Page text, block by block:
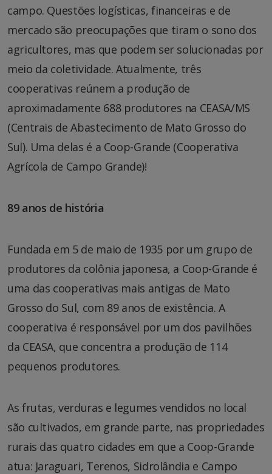
campo. Questões logísticas, financeiras e de
mercado são preocupações que tiram o sono dos
agricultores, mas que podem ser solucionadas por
meio da coletividade. Atualmente, três
cooperativas reúnem a produção de
aproximadamente 688 produtores na CEASA/MS
(Centrais de Abastecimento de Mato Grosso do
Sul). Uma delas é a Coop-Grande (Cooperativa
Agrícola de Campo Grande)!
89 anos de história
Fundada em 5 de maio de 1935 por um grupo de
produtores da colônia japonesa, a Coop-Grande é
uma das cooperativas mais antigas de Mato
Grosso do Sul, com 89 anos de existência. A
cooperativa é responsável por um dos pavilhões
da CEASA, que concentra a produção de 114
pequenos produtores.
As frutas, verduras e legumes vendidos no local
são cultivados, em grande parte, nas propriedades
rurais das quatro cidades em que a Coop-Grande
atua: Jaraguari, Terenos, Sidrolândia e Campo